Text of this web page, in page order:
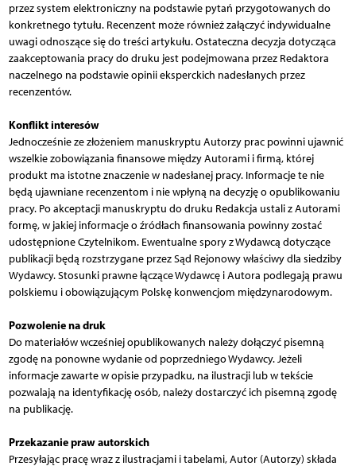
przez system elektroniczny na podstawie pytań przygotowanych do
konkretnego tytułu. Recenzent może również załączyć indywidualne
uwagi odnoszące się do treści artykułu. Ostateczna decyzja dotycząca
zaakceptowania pracy do druku jest podejmowana przez Redaktora
naczelnego na podstawie opinii eksperckich nadesłanych przez
recenzentów.
Konflikt interesów
Jednocześnie ze złożeniem manuskryptu Autorzy prac powinni ujawnić
wszelkie zobowiązania finansowe między Autorami i firmą, której
produkt ma istotne znaczenie w nadesłanej pracy. Informacje te nie
będą ujawniane recenzentom i nie wpłyną na decyzję o opublikowaniu
pracy. Po akceptacji manuskryptu do druku Redakcja ustali z Autorami
formę, w jakiej informacje o źródłach finansowania powinny zostać
udostępnione Czytelnikom. Ewentualne spory z Wydawcą dotyczące
publikacji będą rozstrzygane przez Sąd Rejonowy właściwy dla siedziby
Wydawcy. Stosunki prawne łączące Wydawcę i Autora podlegają prawu
polskiemu i obowiązującym Polskę konwencjom międzynarodowym.
Pozwolenie na druk
Do materiałów wcześniej opublikowanych należy dołączyć pisemną
zgodę na ponowne wydanie od poprzedniego Wydawcy. Jeżeli
informacje zawarte w opisie przypadku, na ilustracji lub w tekście
pozwalają na identyfikację osób, należy dostarczyć ich pisemną zgodę
na publikację.
Przekazanie praw autorskich
Przesyłając pracę wraz z ilustracjami i tabelami, Autor (Autorzy) składa